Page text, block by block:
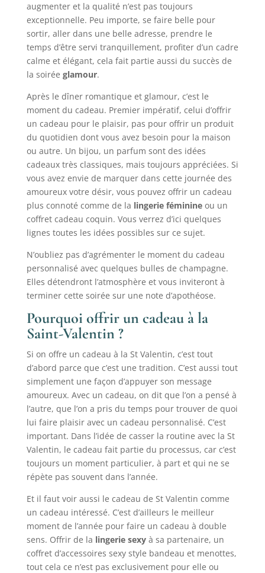
augmenter et la qualité n’est pas toujours
exceptionnelle. Peu importe, se faire belle pour
sortir, aller dans une belle adresse, prendre le
temps d’être servi tranquillement, profiter d’un cadre
calme et élégant, cela fait partie aussi du succès de
la soirée glamour.
Après le dîner romantique et glamour, c’est le
moment du cadeau. Premier impératif, celui d’offrir
un cadeau pour le plaisir, pas pour offrir un produit
du quotidien dont vous avez besoin pour la maison
ou autre. Un bijou, un parfum sont des idées
cadeaux très classiques, mais toujours appréciées. Si
vous avez envie de marquer dans cette journée des
amoureux votre désir, vous pouvez offrir un cadeau
plus connoté comme de la lingerie féminine ou un
coffret cadeau coquin. Vous verrez d’ici quelques
lignes toutes les idées possibles sur ce sujet.
N’oubliez pas d’agrémenter le moment du cadeau
personnalisé avec quelques bulles de champagne.
Elles détendront l’atmosphère et vous inviteront à
terminer cette soirée sur une note d’apothéose.
Pourquoi offrir un cadeau à la
Saint-Valentin ?
Si on offre un cadeau à la St Valentin, c’est tout
d’abord parce que c’est une tradition. C’est aussi tout
simplement une façon d’appuyer son message
amoureux. Avec un cadeau, on dit que l’on a pensé à
l’autre, que l’on a pris du temps pour trouver de quoi
lui faire plaisir avec un cadeau personnalisé. C’est
important. Dans l’idée de casser la routine avec la St
Valentin, le cadeau fait partie du processus, car c’est
toujours un moment particulier, à part et qui ne se
répète pas souvent dans l’année.
Et il faut voir aussi le cadeau de St Valentin comme
un cadeau intéressé. C’est d’ailleurs le meilleur
moment de l’année pour faire un cadeau à double
sens. Offrir de la lingerie sexyà sa partenaire, un
coffret d’accessoires sexy style bandeau et menottes,
tout cela ce n’est pas exclusivement pour elle ou